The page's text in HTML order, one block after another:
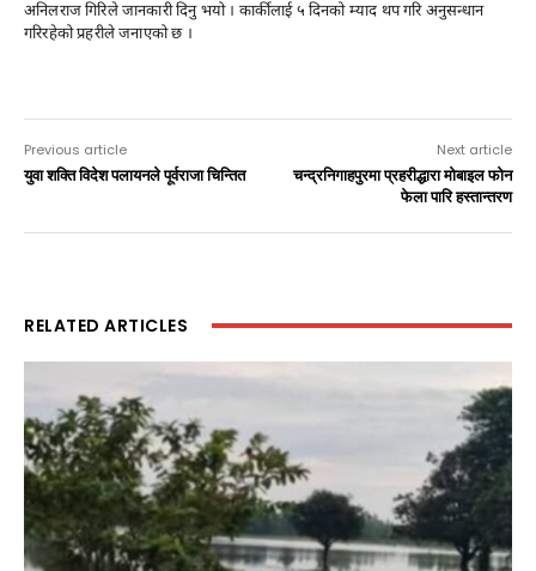
अनिलराज गिरिले जानकारी दिनु भयो । कार्कीलाई ५ दिनको म्याद थप गरि अनुसन्धान
गरिरहेको प्रहरीले जनाएको छ ।
Previous article
युवा शक्ति विदेश पलायनले पूर्वराजा चिन्तित
Next article
चन्द्रनिगाहपुरमा प्रहरीद्धारा मोबाइल फोन
फेला पारि हस्तान्तरण
RELATED ARTICLES